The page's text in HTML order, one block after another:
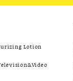
Lotion